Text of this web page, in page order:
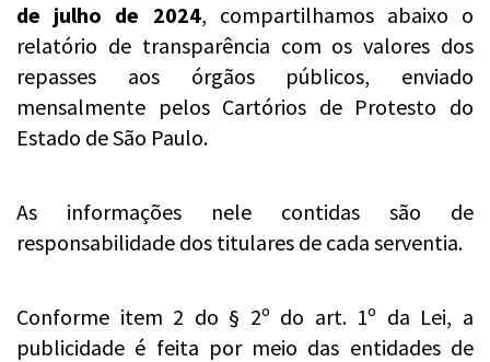
de julho de 2024, compartilhamos abaixo o
relatório de transparência com os valores dos
repasses aos órgãos públicos, enviado
mensalmente pelos Cartórios de Protesto do
Estado de São Paulo.
As informações nele contidas são de
responsabilidade dos titulares de cada serventia.
Conforme item 2 do § 2º do art. 1º da Lei, a
publicidade é feita por meio das entidades de